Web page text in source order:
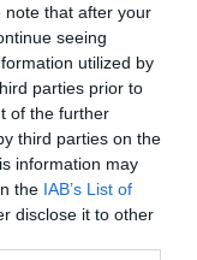
note that after your
seeing
utilized by
parties prior to
of the further
third parties on the
information may
the IAB’s List of
disclose it to other